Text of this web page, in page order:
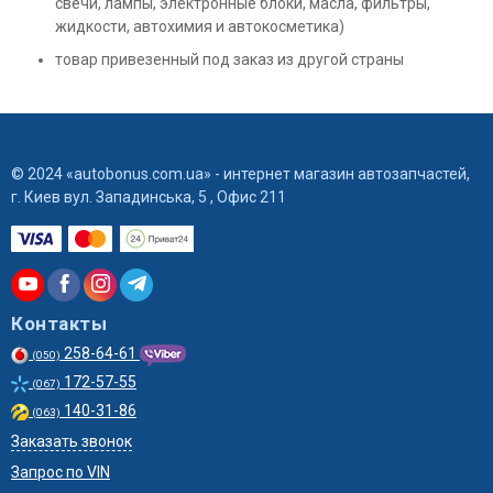
свечи, лампы, электронные блоки, масла, фильтры,
жидкости, автохимия и автокосметика)
товар привезенный под заказ из другой страны
© 2024 «autobonus.com.ua» - интернет магазин автозапчастей,
г. Киев вул. Западинська, 5 , Офис 211
Контакты
(050) 258-64-61
(067) 172-57-55
(063) 140-31-86
Заказать звонок
Запрос по VIN